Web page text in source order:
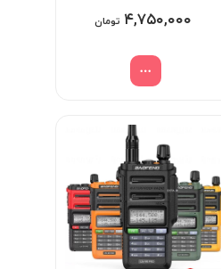
۴,۷۵۰,۰۰۰ تومان